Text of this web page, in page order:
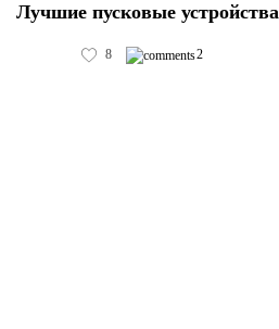
Лучшие пусковые
8 2